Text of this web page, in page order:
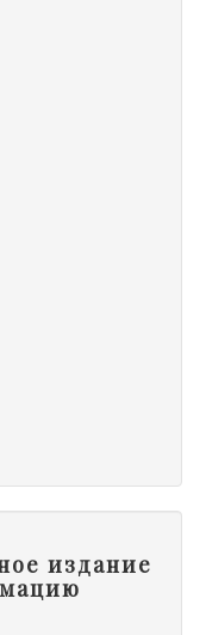
издание